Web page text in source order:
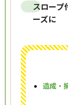
スロープ
ーズに
造成・